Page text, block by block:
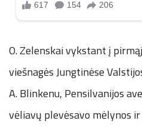
O. Zelenskai vykstant į
viešnagės Jungtinėse
A. Blinkenu, Pensilvanijos
vėliavų plevėsavo mėlynos